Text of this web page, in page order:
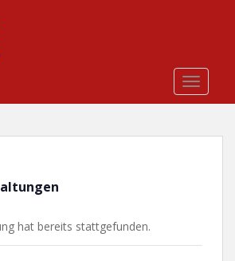
hat bereits stattgefunden.